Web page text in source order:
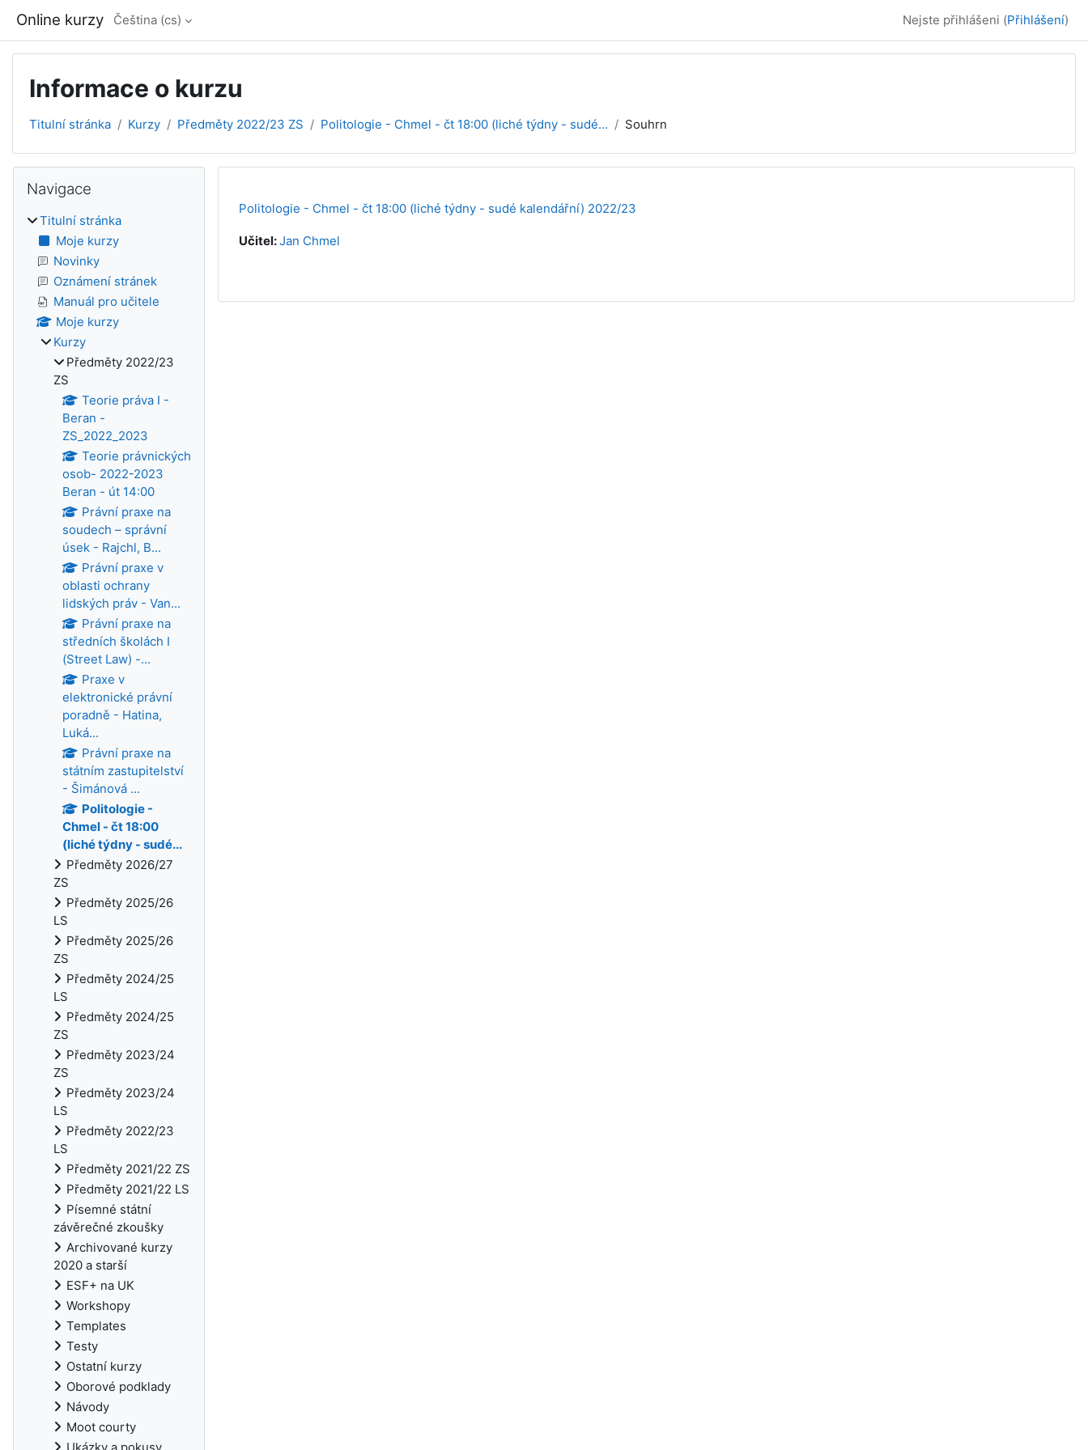
Online kurzy Čeština ‎(cs)‎ Nejste přihlášeni (Přihlášení)
Informace o kurzu
Titulní stránka Kurzy Předměty 2022/23 ZS Politologie - Chmel - čt 18:00 (liché týdny - sudé... Souhrn
Politologie - Chmel - čt 18:00 (liché týdny - sudé kalendářní) 2022/23
Učitel:Jan Chmel
Bloky
Navigace
Titulní stránka
Moje kurzy
Novinky
Oznámení stránek
Manuál pro učitele
Moje kurzy
Kurzy
Předměty 2022/23
ZS
Teorie práva I -
Beran -
ZS_2022_2023
Teorie právnických
osob- 2022-2023
Beran - út 14:00
Právní praxe na
soudech – správní
úsek - Rajchl, B...
Právní praxe v
oblasti ochrany
lidských práv - Van...
Právní praxe na
středních školách I
(Street Law) -...
Praxe v
elektronické právní
poradně - Hatina,
Luká...
Právní praxe na
státním zastupitelství
- Šimánová ...
Politologie -
Chmel - čt 18:00
(liché týdny - sudé...
Předměty 2026/27
ZS
Předměty 2025/26
LS
Předměty 2025/26
ZS
Předměty 2024/25
LS
Předměty 2024/25
ZS
Předměty 2023/24
ZS
Předměty 2023/24
LS
Předměty 2022/23
LS
Předměty 2021/22 ZS
Předměty 2021/22 LS
Písemné státní
závěrečné zkoušky
Archivované kurzy
2020 a starší
ESF+ na UK
Workshopy
Templates
Testy
Ostatní kurzy
Oborové podklady
Návody
Moot courty